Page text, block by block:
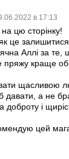
в 17:13
цю сторінку!
це
Аллі за
краще
щасливою
а не
доброту і
цей